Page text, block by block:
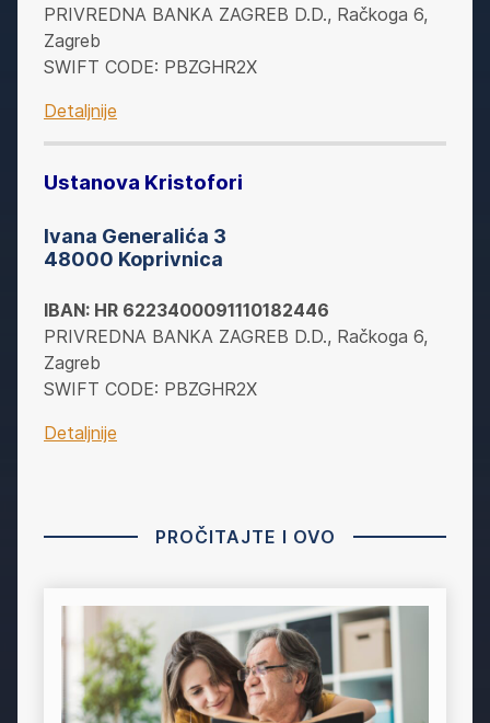
PRIVREDNA BANKA ZAGREB D.D., Račkoga 6,
Zagreb
SWIFT CODE: PBZGHR2X
Detaljnije
Ustanova Kristofori
Ivana Generalića 3
48000 Koprivnica
IBAN: HR 6223400091110182446
PRIVREDNA BANKA ZAGREB D.D., Račkoga 6,
Zagreb
SWIFT CODE: PBZGHR2X
Detaljnije
PROČITAJTE I OVO